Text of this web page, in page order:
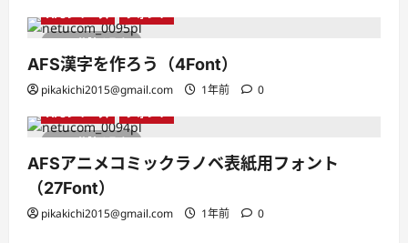
1 分読み取り
AFSシリーズ フォント
AFS漢字を作ろう（4Font）
pikakichi2015@gmail.com 1年前 0
1 分読み取り
AFSシリーズ フォント
AFSアニメコミックラノベ表紙用フォント
（27Font）
pikakichi2015@gmail.com 1年前 0